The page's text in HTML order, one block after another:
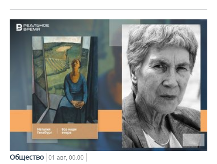
Общество 01 авг, 00:00